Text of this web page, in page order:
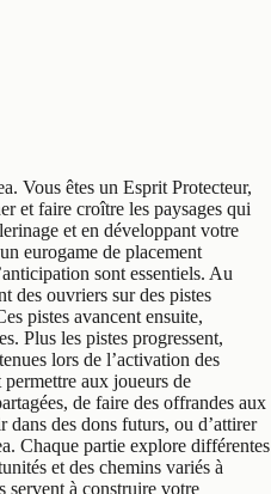
Vous êtes un Esprit Protecteur,
et faire croître les paysages qui
et en développant votre
eurogame de placement
sont essentiels. Au
des ouvriers sur des pistes
pistes avancent ensuite,
Plus les pistes progressent,
lors de l’activation des
aux joueurs de
de faire des offrandes aux
dans des dons futurs, ou d’attirer
Chaque partie explore différentes
et des chemins variés à
servent à construire votre